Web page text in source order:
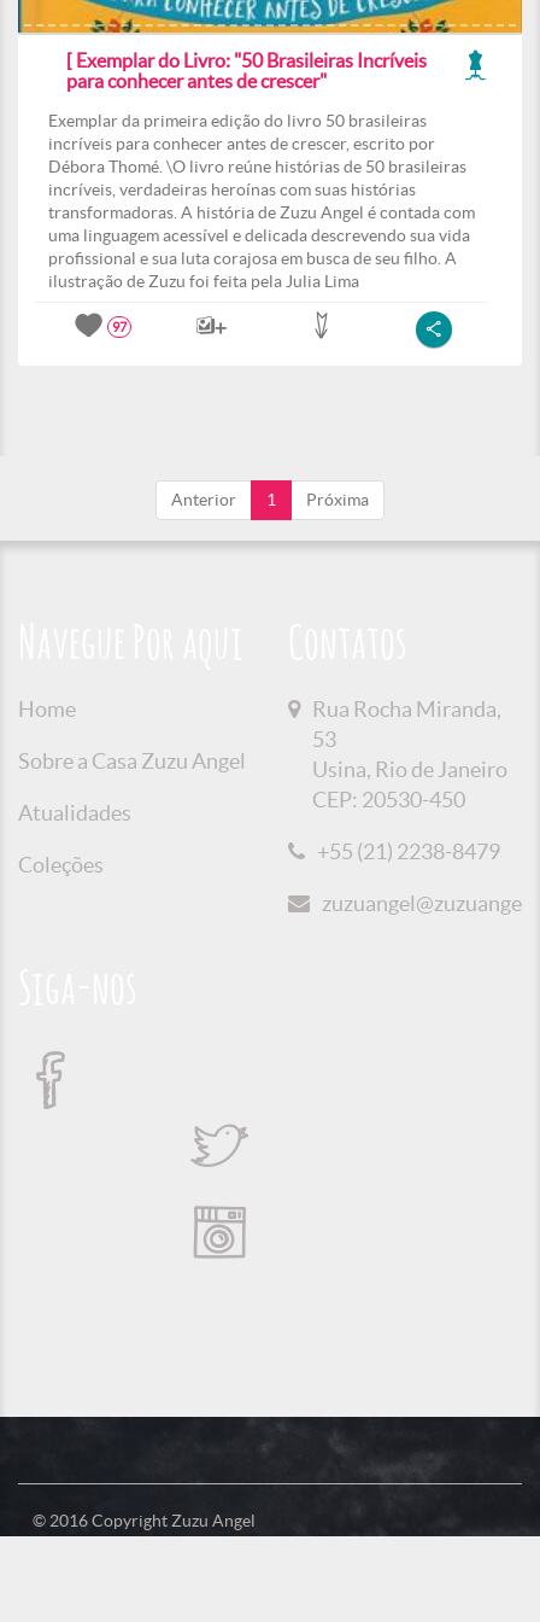
[ Exemplar do Livro: "50 Brasileiras Incríveis
para conhecer antes de crescer"
Exemplar da primeira edição do livro 50 brasileiras
incríveis para conhecer antes de crescer, escrito por
Débora Thomé. \O livro reúne histórias de 50 brasileiras
incríveis, verdadeiras heroínas com suas histórias
transformadoras. A história de Zuzu Angel é contada com
uma linguagem acessível e delicada descrevendo sua vida
profissional e sua luta corajosa em busca de seu filho. A
ilustração de Zuzu foi feita pela Julia Lima
97
Anterior 1 Próxima
Home
Sobre a Casa Zuzu Angel
Atualidades
Coleções
Rua Rocha Miranda,
53
Usina, Rio de Janeiro
CEP: 20530-450
+55 (21) 2238-8479
© 2016 Copyright Zuzu Angel